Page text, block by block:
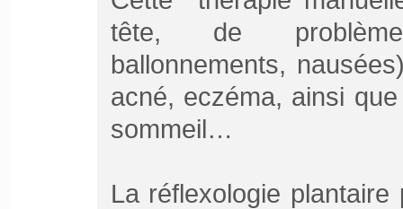
tête, de
ballonnements,
acné, eczéma, ainsi
sommeil…
La réflexologie